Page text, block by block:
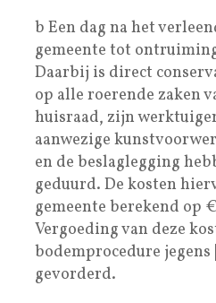
b Een dag na het
gemeente tot
Daarbij is direct
op alle roerende zaken
huisraad, zijn
aanwezige
en de beslaglegging
geduurd. De kosten
gemeente berekend op
Vergoeding van deze
bodemprocedure
gevorderd.